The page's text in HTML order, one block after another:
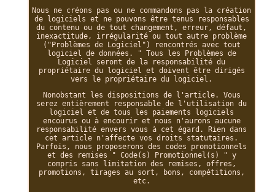
Nous ne créons pas ou ne commandons pas la création
de logiciels et ne pouvons être tenus responsables
du contenu ou de tout changement, erreur, défaut,
inexactitude, irrégularité ou tout autre problème
("Problèmes de Logiciel") rencontrés avec tout
logiciel de données. " Tous les Problèmes de
Logiciel seront de la responsabilité du
propriétaire du logiciel et doivent être dirigés
vers le propriétaire du logiciel.
Nonobstant les dispositions de l'article. Vous
serez entièrement responsable de l'utilisation du
logiciel et de tous les paiements logiciels
encourus ou à encourir et nous n'aurons aucune
responsabilité envers vous à cet égard. Rien dans
cet article n'affecte vos droits statutaires.
Parfois, nous proposerons des codes promotionnels
et des remises " Code(s) Promotionnel(s) " y
compris sans limitation des remises, offres,
promotions, tirages au sort, bons, compétitions,
etc.